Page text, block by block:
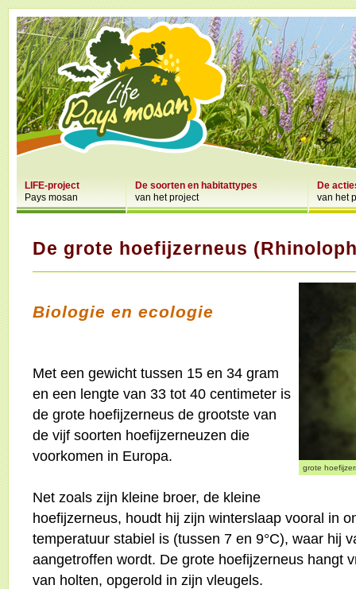
LIFE-project
Pays mosan
De soorten en habitattypes
van het project
De
van het
De grote hoefijzerneus
grote
Biologie en ecologie
Met een gewicht tussen 15 en 34 gram
en een lengte van 33 tot 40 centimeter is
de grote hoefijzerneus de grootste van
de vijf soorten hoefijzerneuzen die
voorkomen in Europa.
Net zoals zijn kleine broer, de kleine
hoefijzerneus, houdt hij zijn winterslaap vooral in
temperatuur stabiel is (tussen 7 en 9°C), waar hij
aangetroffen wordt. De grote hoefijzerneus hangt
van holten, opgerold in zijn vleugels.